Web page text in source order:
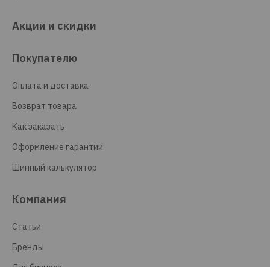
Акции и скидки
Покупателю
Оплата и доставка
Возврат товара
Как заказать
Оформление гарантии
Шинный калькулятор
Компания
Статьи
Бренды